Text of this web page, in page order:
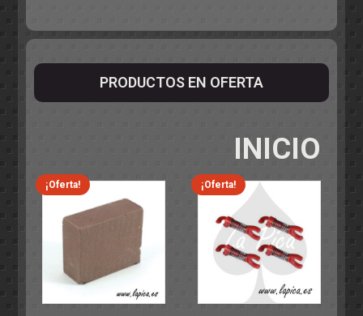
PRODUCTOS EN OFERTA
INICIO
¡Oferta! ¡Oferta!